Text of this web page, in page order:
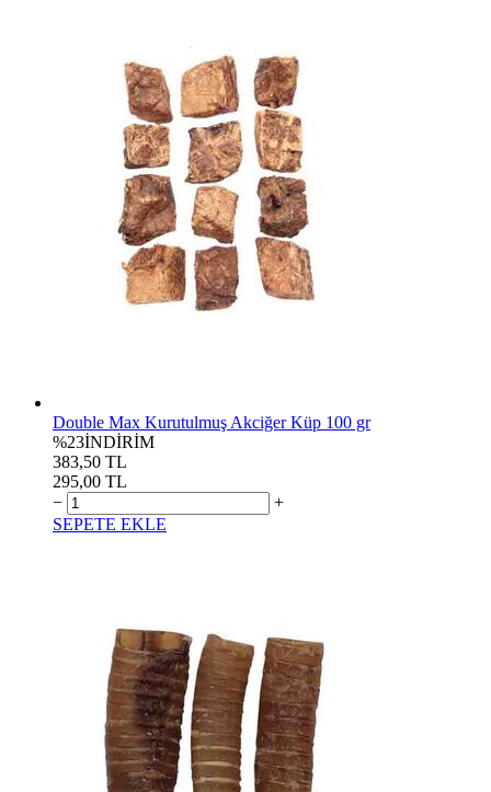
Double Max Kurutulmuş Akciğer Küp 100 gr
%23İNDİRİM
383,50 TL
295,00 TL
−
+
SEPETE EKLE